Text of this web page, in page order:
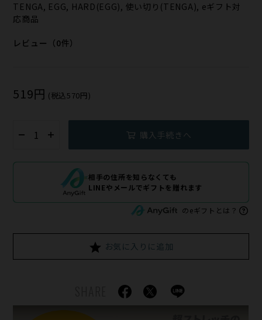
TENGA, EGG, HARD(EGG), 使い切り(TENGA), eギフト対
応商品
レビュー（0件）
519円 (税込570円)
購入手続きへ
相手の住所を知らなくても
LINEやメールでギフトを贈れます
のeギフトとは？
お気に入りに追加